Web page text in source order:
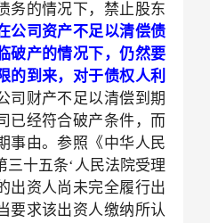
务的情况下，禁止股东
公司资产不足以清偿债
破产的情况下，仍然要
的到来，对于债权人利
司财产不足以清偿到期
已经符合破产条件，而
事由。参照《中华人民
十五条‘人民法院受理
出资人尚未完全履行出
要求该出资人缴纳所认